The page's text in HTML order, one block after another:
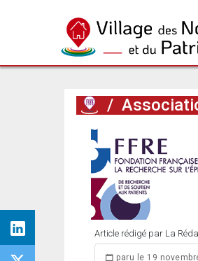
/
Article rédigé par La
paru le 19